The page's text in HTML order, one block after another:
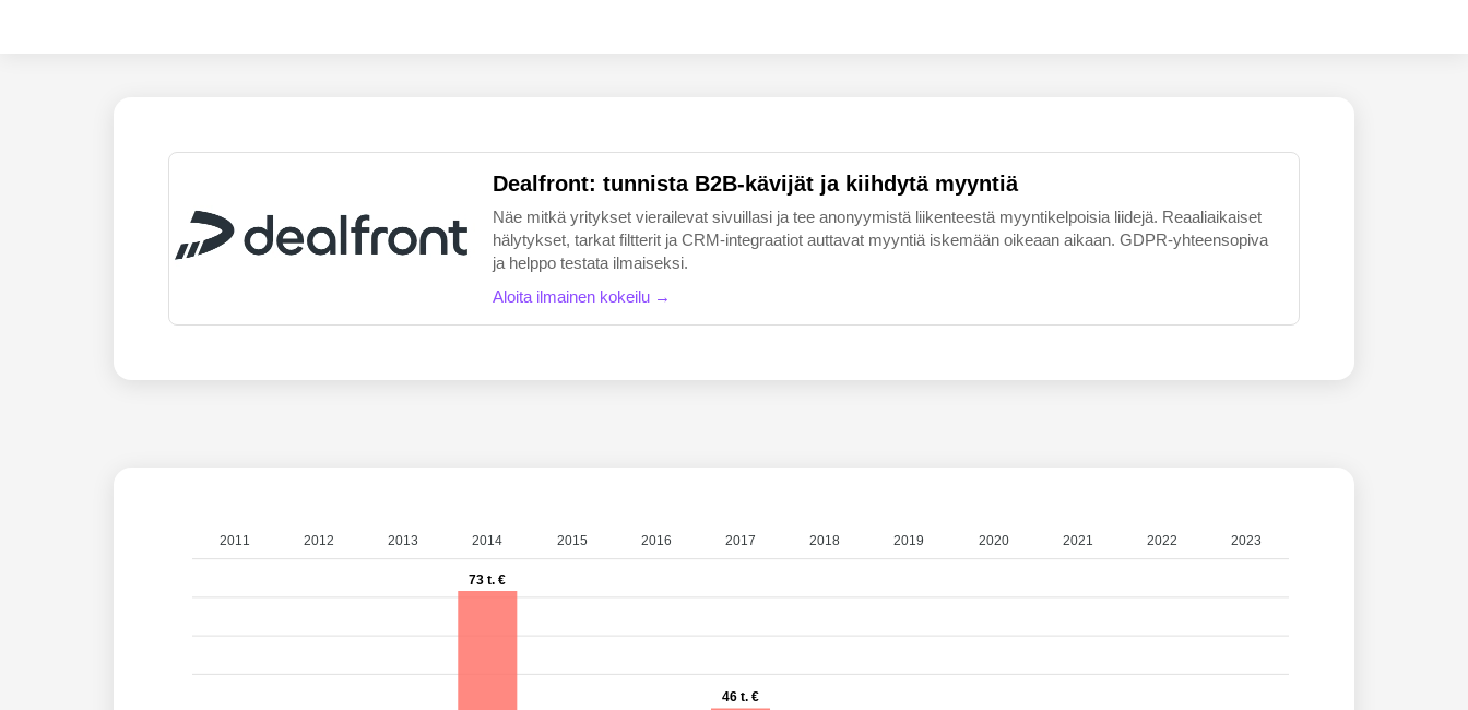
Dealfront: tunnista B2B-kävijät ja kiihdytä myyntiä
Näe mitkä yritykset vierailevat sivuillasi ja tee anonyymistä liikenteestä myyntikelpoisia liidejä. Reaaliaikaiset
hälytykset, tarkat filtterit ja CRM-integraatiot auttavat myyntiä iskemään oikeaan aikaan. GDPR-yhteensopiva
ja helppo testata ilmaiseksi.
Aloita ilmainen kokeilu →
73 t. €
46 t. €
2011 2012 2013 2014 2015 2016 2017 2018 2019 2020 2021 2022 2023